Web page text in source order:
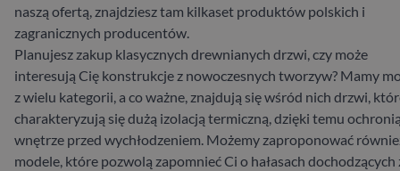
naszą ofertą, znajdziesz tam kilkaset produktów polskich i
zagranicznych producentów.
Planujesz zakup klasycznych drewnianych drzwi, czy może
interesują Cię konstrukcje z nowoczesnych tworzyw? Mamy
z wielu kategorii, a co ważne, znajdują się wśród nich drzwi,
charakteryzują się dużą izolacją termiczną, dzięki temu
wnętrze przed wychłodzeniem. Możemy zaproponować
modele, które pozwolą zapomnieć Ci o hałasach dochodzących